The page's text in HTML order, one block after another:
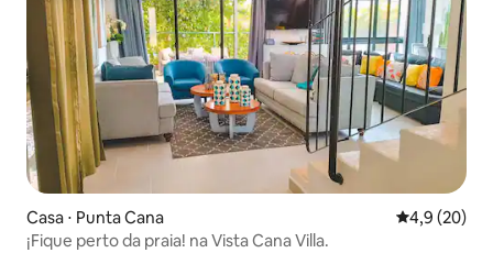
Casa ⋅ Punta Cana 4,9 de uma
4,9 (20)
¡Fique perto da praia! na Vista Cana Villa.